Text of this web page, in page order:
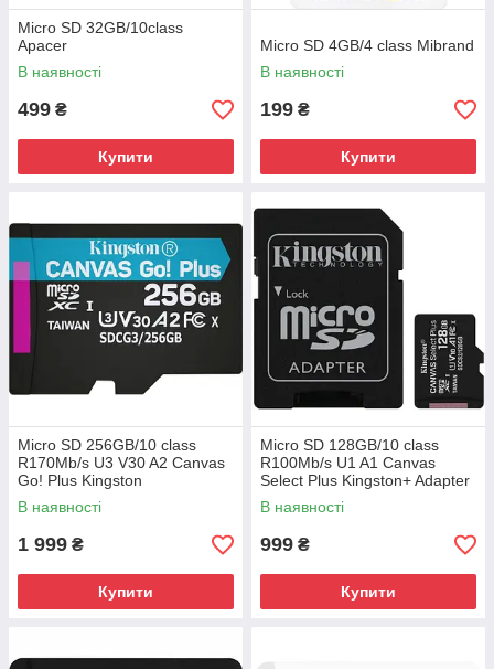
Micro SD 32GB/10class
Apacer
В наявності
499 ₴
Купити
Micro SD 4GB/4 class Mibrand
В наявності
199 ₴
Купити
Micro SD 256GB/10 class
R170Mb/s U3 V30 A2 Canvas
Go! Plus Kingston
(SDCG3/256GB)
В наявності
1 999 ₴
Купити
Micro SD 128GB/10 class
R100Mb/s U1 A1 Canvas
Select Plus Kingston+ Adapter
(SDCS2/128GB)
В наявності
999 ₴
Купити